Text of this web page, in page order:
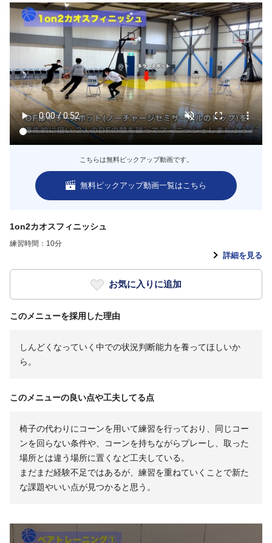
こちらは無料ピックアップ動画です。
無料ピックアップ動画一覧はこちら
1on2カオスフィニッシュ
練習時間：10分
詳細を見る
お気に入りに追加
このメニューを採用した理由
しんどくなっていく中での状況判断能力を養ってほしいか
ら。
このメニューの良い点や工夫してる点
椅子の代わりにコーンを用いて練習を行っており、同じコー
ンを回らない条件や、コーンを持ちながらプレーし、取った
場所とは違う場所に置くなど工夫している。
まだまだ経験不足ではあるが、練習を重ねていくことで新た
な課題やいい点が見つかると思う。